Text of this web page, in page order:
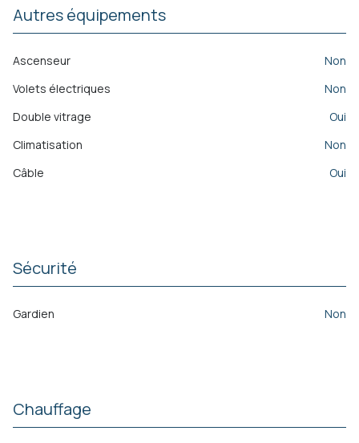
Autres équipements
Ascenseur
non
Volets électriques
non
Double vitrage
oui
Climatisation
non
Câble
oui
Sécurité
Gardien non
Chauffage